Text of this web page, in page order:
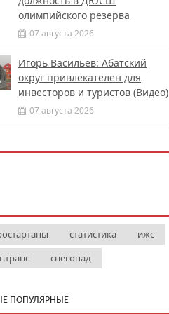
олимпийского резерва
07 августа 2026
Игорь Васильев: Абатский
округ привлекателен для
инвесторов и туристов (Видео)
07 августа 2026
статистика
ижс
снегопад
ПОПУЛЯРНЫЕ